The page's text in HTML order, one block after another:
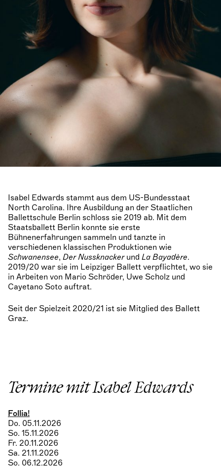
Isabel Edwards stammt aus dem US-Bundesstaat
North Carolina. Ihre Ausbildung an der Staatlichen
Ballettschule Berlin schloss sie 2019 ab. Mit dem
Staatsballett Berlin konnte sie erste
Bühnenerfahrungen sammeln und tanzte in
verschiedenen klassischen Produktionen wie
Schwanensee, Der Nussknackerund La Bayadère.
2019/20 war sie im Leipziger Ballett verpflichtet, wo sie
in Arbeiten von Mario Schröder, Uwe Scholz und
Cayetano Soto auftrat.
Seit der Spielzeit 2020/21 ist sie Mitglied des Ballett
Graz.
Termine mit Isabel Edwards
Follia!
Do. 05.11.2026
So. 15.11.2026
Fr. 20.11.2026
Sa. 21.11.2026
So. 06.12.2026